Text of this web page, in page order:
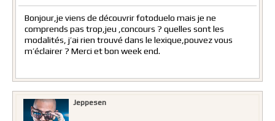
Bonjour,je viens de découvrir fotoduelo mais je ne
comprends pas trop,jeu ,concours ? quelles sont les
modalités, j’ai rien trouvé dans le lexique,pouvez vous
m’éclairer ? Merci et bon week end.
Jeppesen